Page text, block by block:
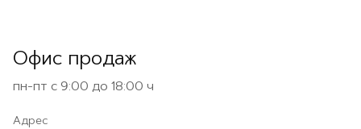
Офис продаж
пн-пт с 9:00 до 18:00 ч
Адрес